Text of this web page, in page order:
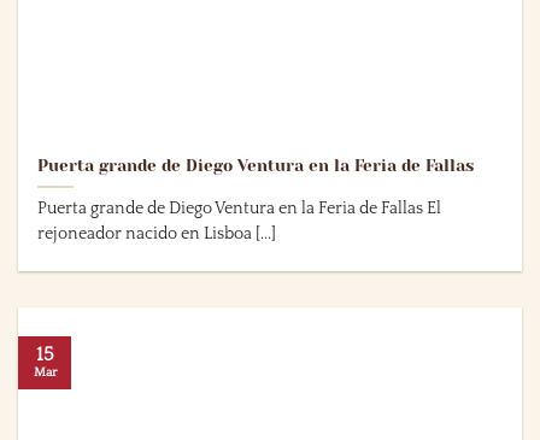
Puerta grande de Diego Ventura en la Feria de Fallas
Puerta grande de Diego Ventura en la Feria de Fallas El
rejoneador nacido en Lisboa [...]
15
Mar